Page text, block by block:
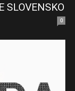
SLOVENSKO
0